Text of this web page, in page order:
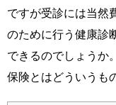
ですが受診には当然
のために行う健康診
できるのでしょうか
保険とはどういうも